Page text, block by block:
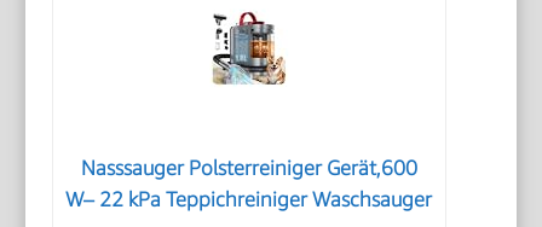
Nasssauger Polsterreiniger Gerät,600
W– 22 kPa Teppichreiniger Waschsauger